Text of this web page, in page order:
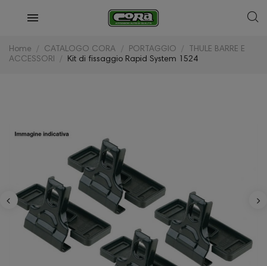
Home CATALOGO CORA PORTAGGIO
THULE BARRE E
ACCESSORI
Kit di fissaggio Rapid System 1524